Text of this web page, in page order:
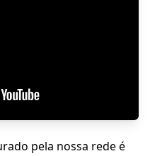
pela nossa rede é